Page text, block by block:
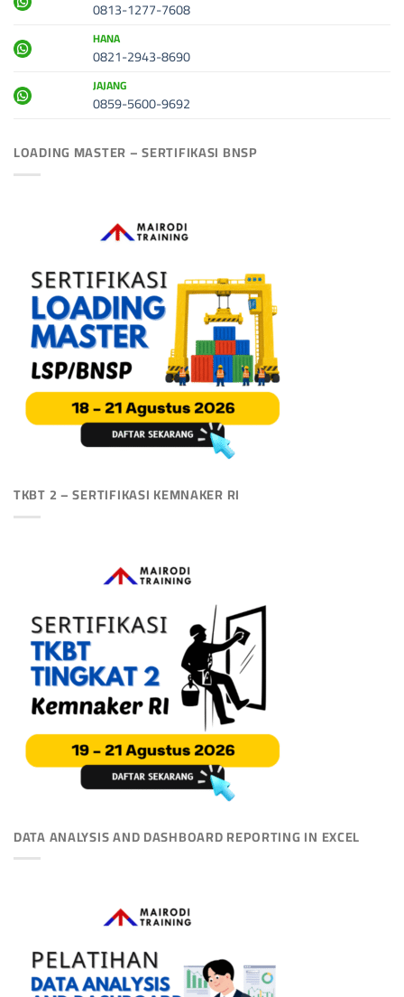
0813-1277-7608
HANA
0821-2943-8690
JAJANG
0859-5600-9692
LOADING MASTER – SERTIFIKASI BNSP
TKBT 2 – SERTIFIKASI KEMNAKER RI
DATA ANALYSIS AND DASHBOARD REPORTING IN EXCEL